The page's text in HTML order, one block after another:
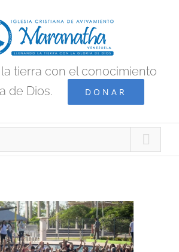
tierra con el conocimiento
de Dios.
DONAR